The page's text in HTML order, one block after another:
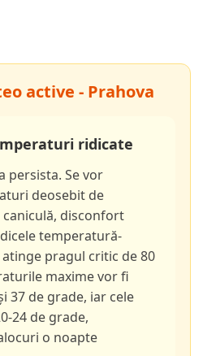
active - Prahova
ridicate
persista. Se vor
deosebit de
disconfort
temperatură-
atinge pragul critic de 80
maxime vor fi
37 de grade, iar cele
24 de grade,
o noapte